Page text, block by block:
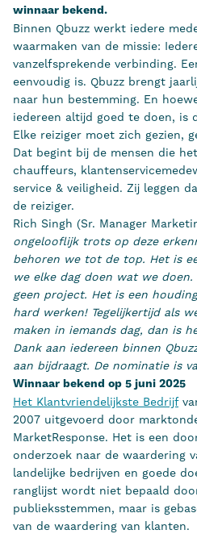
winnaar bekend.
Binnen Qbuzz werkt iedere
waarmaken van de missie:
vanzelfsprekende verbinding.
eenvoudig is. Qbuzz brengt
naar hun bestemming. En
iedereen altijd goed te doen, is
Elke reiziger moet zich gezien,
Dat begint bij de mensen die
chauffeurs,
service & veiligheid. Zij leggen
de reiziger.
Rich Singh (Sr. Manager
ongelooflijk trots op deze
behoren we tot de top. Het is
we elke dag doen wat we
geen project. Het is een
hard werken! Tegelijkertijd als
maken in iemands dag, dan is
Dank aan iedereen binnen
aan bijdraagt. De nominatie is
Winnaar bekend op 5 juni 2025
Het Klantvriendelijkste Bedrijf
2007 uitgevoerd door
MarketResponse. Het is een
onderzoek naar de waardering
landelijke bedrijven en goede
ranglijst wordt niet bepaald
publieksstemmen, maar is
van de waardering van klanten.